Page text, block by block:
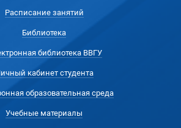
Расписание занятий
Библиотека
библиотека ВВГУ
кабинет студента
образовательная среда
Учебные материалы